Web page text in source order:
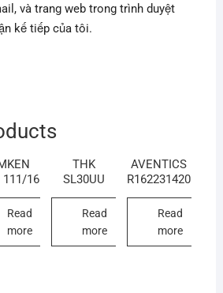
và trang web trong trình duyệt
kế tiếp của tôi.
111/16
Read
more
THK
SL30UU
Read
more
AVENTICS
R162231420
Read
more